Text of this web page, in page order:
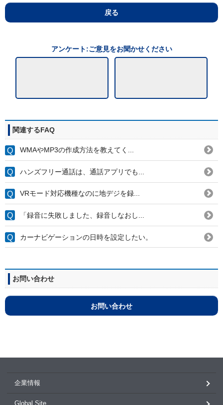
戻る
アンケート:ご意見をお聞かせください
関連するFAQ
WMAやMP3の作成方法を教えてく...
ハンズフリー通話は、通話アプリでも...
VRモード対応機種なのに地デジを録...
「録音に失敗しました、録音しなおし...
カーナビゲーションの日時を設定したい。
お問い合わせ
お問い合わせ
企業情報
Global Site